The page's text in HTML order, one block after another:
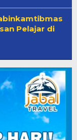
Pelajar di